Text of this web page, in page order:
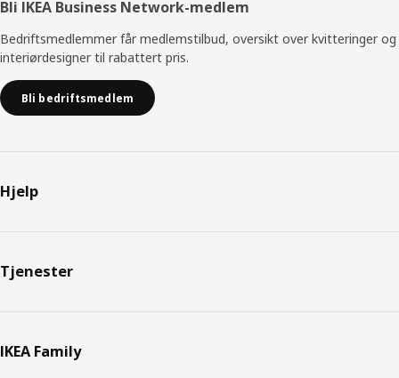
Bli IKEA Business Network-medlem
Bedriftsmedlemmer får medlemstilbud, oversikt over kvitteringer og
interiørdesigner til rabattert pris.
Bli bedriftsmedlem
Hjelp
Tjenester
IKEA Family